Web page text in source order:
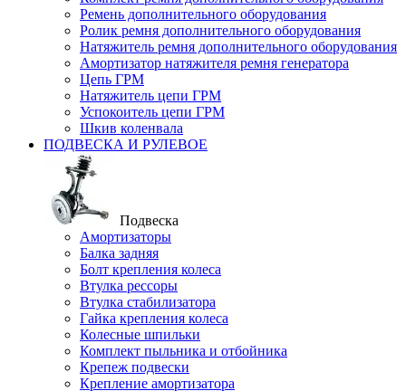
Ремень дополнительного оборудования
Ролик ремня дополнительного оборудования
Натяжитель ремня дополнительного оборудования
Амортизатор натяжителя ремня генератора
Цепь ГРМ
Натяжитель цепи ГРМ
Успокоитель цепи ГРМ
Шкив коленвала
ПОДВЕСКА И РУЛЕВОЕ
Подвеска
Амортизаторы
Балка задняя
Болт крепления колеса
Втулка рессоры
Втулка стабилизатора
Гайка крепления колеса
Колесные шпильки
Комплект пыльника и отбойника
Крепеж подвески
Крепление амортизатора